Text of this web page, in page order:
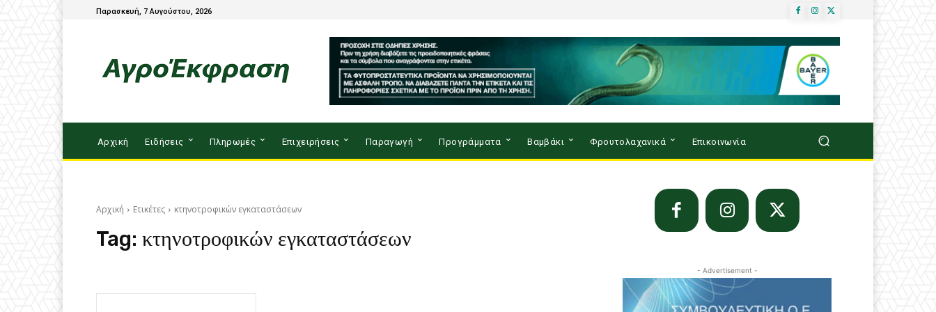
Παρασκευή, 7 Αυγούστου, 2026
Αρχική Ειδήσεις Πληρωμές Επιχειρήσεις Παραγωγή Προγράμματα Βαμβάκι Φρουτολαχανικά Επικοινωνία
Αρχική Ετικέτες κτηνοτροφικών εγκαταστάσεων
Tag: κτηνοτροφικών εγκαταστάσεων
- Advertisement -